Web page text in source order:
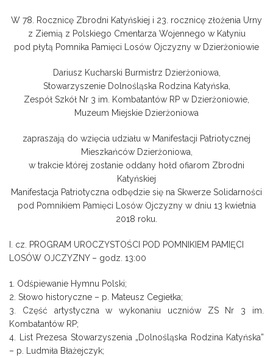
W 78. Rocznicę Zbrodni Katyńskiej i 23. rocznicę złożenia Urny
z Ziemią z Polskiego Cmentarza Wojennego w Katyniu
pod płytą Pomnika Pamięci Losów Ojczyzny w Dzierżoniowie
Dariusz Kucharski Burmistrz Dzierżoniowa,
Stowarzyszenie Dolnośląska Rodzina Katyńska,
Zespół Szkół Nr 3 im. Kombatantów RP w Dzierżoniowie,
Muzeum Miejskie Dzierżoniowa
zapraszają do wzięcia udziału w Manifestacji Patriotycznej
Mieszkańców Dzierżoniowa,
w trakcie której zostanie oddany hołd ofiarom Zbrodni
Katyńskiej
Manifestacja Patriotyczna odbędzie się na Skwerze Solidarności
pod Pomnikiem Pamięci Losów Ojczyzny w dniu 13 kwietnia
2018 roku.
I. cz. PROGRAM UROCZYSTOŚCI POD POMNIKIEM PAMIĘCI
LOSÓW OJCZYZNY – godz. 13:00
1. Odśpiewanie Hymnu Polski;
2. Słowo historyczne – p. Mateusz Cegiełka;
3. Część artystyczna w wykonaniu uczniów ZS Nr 3 im.
Kombatantów RP;
4. List Prezesa Stowarzyszenia „Dolnośląska Rodzina Katyńska”
– p. Ludmiła Błażejczyk;